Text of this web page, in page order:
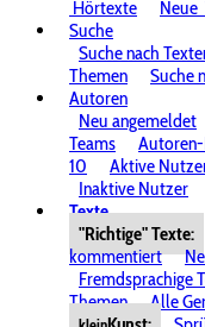
Hörtexte
Neue
Suche
Suche nach
Themen
Suche
Autoren
Neu angemeldet
Teams
10
Aktive
Inaktive Nutzer
Texte
"Richtige" Texte:
kommentiert
Fremdsprachige
Themen
Alle